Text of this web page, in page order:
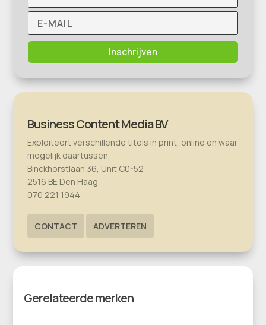
Inschrijven
Business Content Media BV
Exploiteert verschillende titels in print, online en waar
mogelijk daartussen.
Binckhorstlaan 36, Unit C0-52
2516 BE Den Haag
070 221 1944
CONTACT ADVERTEREN
Gerelateerde merken